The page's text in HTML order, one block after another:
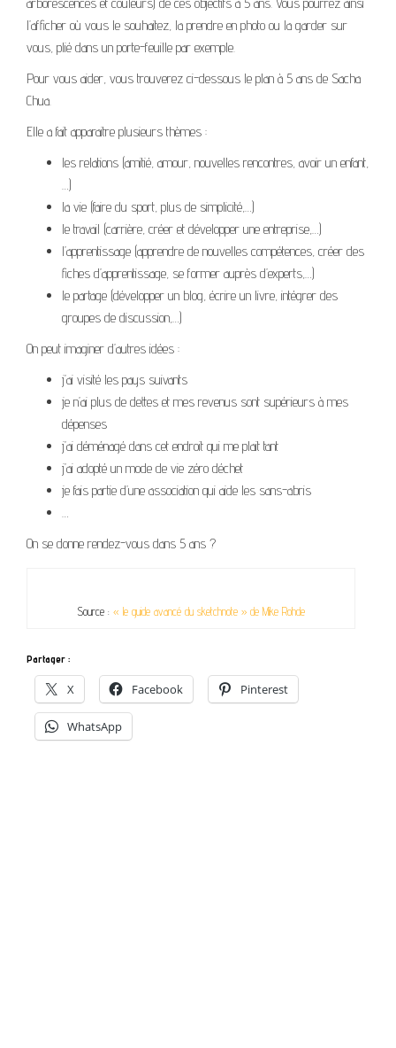
l’afficher où vous le souhaitez, la prendre en photo ou la garder sur
vous, plié dans un porte-feuille par exemple.
Pour vous aider, vous trouverez ci-dessous le plan à 5 ans de Sacha
Chua.
Elle a fait apparaitre plusieurs thèmes :
les relations (amitié, amour, nouvelles rencontres, avoir un enfant,
…)
la vie (faire du sport, plus de simplicité,…)
le travail (carrière, créer et développer une entreprise,…)
l’apprentissage (apprendre de nouvelles compétences, créer des
fiches d’apprentissage, se former auprès d’experts,…)
le partage (développer un blog, écrire un livre, intégrer des
groupes de discussion,…)
On peut imaginer d’autres idées :
j’ai visité les pays suivants
je n’ai plus de dettes et mes revenus sont supérieurs à mes
dépenses
j’ai déménagé dans cet endroit qui me plait tant
j’ai adopté un mode de vie zéro déchet
je fais partie d’une association qui aide les sans-abris
On se donne rendez-vous dans 5 ans ?
Source :« le guide avancé du sketchnote » de Mike Rohde
Partager :
X Facebook Pinterest
WhatsApp